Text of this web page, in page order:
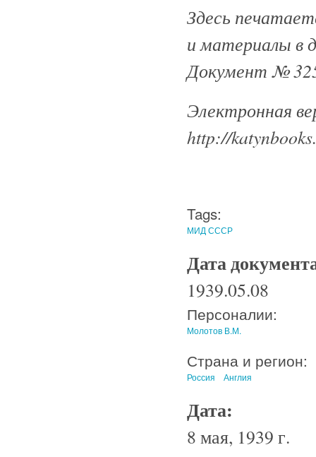
Здесь
и материалы в
Документ №
Электронная
http://
Tags:
МИД СССР
Дата
1939.05.08
Персоналии:
Молотов В.М.
Страна и регион:
Россия Англия
Дата:
8 мая, 1939 г.